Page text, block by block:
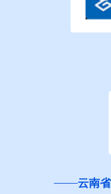
云南